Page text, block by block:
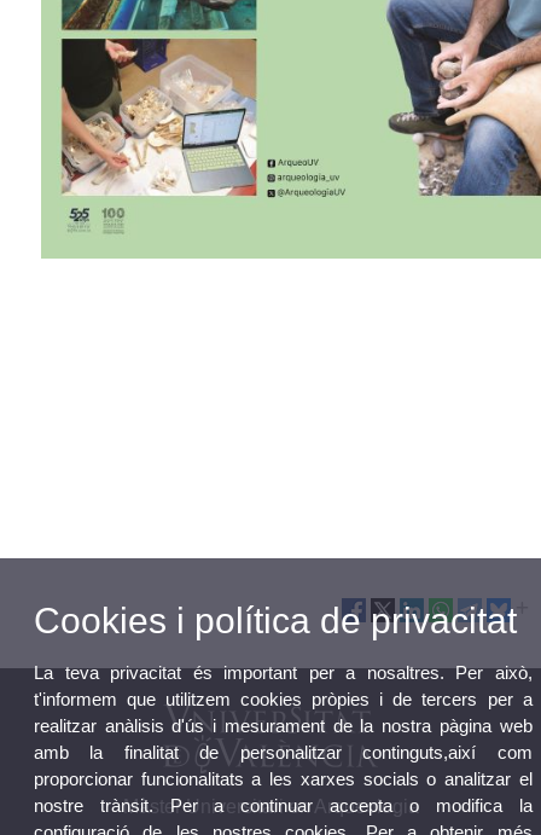
Màster Universitari en Arqueologia
Cookies i política de privacitat
La teva privacitat és important per a nosaltres. Per això,
t'informem que utilitzem cookies pròpies i de tercers per a
realitzar anàlisis d'ús i mesurament de la nostra pàgina web
amb la finalitat de personalitzar continguts,així com
proporcionar funcionalitats a les xarxes socials o analitzar el
nostre trànsit. Per a continuar accepta o modifica la